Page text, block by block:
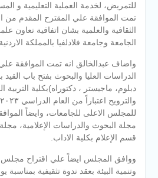
للتمريض، لخدمة العملية التعليمية و
تمت الموافقة علي المقترح المقدم من
الثقافية والعلمية بشان اتفاقية
الجامعة وجامعة فلادلفيا بالمملكة
واضاف عبدالخالق انه تمت الموافقة
الدراسات العليا والبحوث بفتح باب القيد
دبلوم، ماجيستر ، دكتوراه)بكلية التربية
للمجلس الاعلى للجامعات، وايضاً
مجلة البحوث والدراسات الإعلامية،
قسم الإعلام بكلية الاداب.
ووافق المجلس ايضاً علي اقتراح
وتنمية البيئة بعقد ندوة تثقيفية بمناسبة